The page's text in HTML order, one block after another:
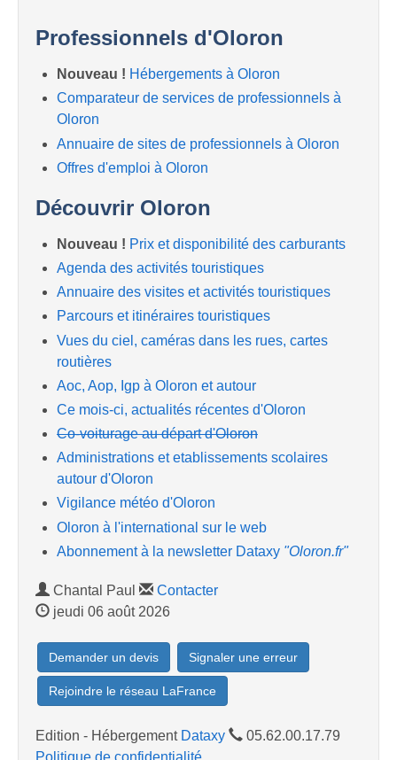
Professionnels d'Oloron
Nouveau ! Hébergements à Oloron
Comparateur de services de professionnels à
Oloron
Annuaire de sites de professionnels à Oloron
Offres d'emploi à Oloron
Découvrir Oloron
Nouveau ! Prix et disponibilité des carburants
Agenda des activités touristiques
Annuaire des visites et activités touristiques
Parcours et itinéraires touristiques
Vues du ciel, caméras dans les rues, cartes
routières
Aoc, Aop, Igp à Oloron et autour
Ce mois-ci, actualités récentes d'Oloron
Co-voiturage au départ d'Oloron
Administrations et etablissements scolaires
autour d'Oloron
Vigilance météo d'Oloron
Oloron à l'international sur le web
Abonnement à la newsletter Dataxy "Oloron.fr"
Chantal Paul
Contacter
jeudi 06 août 2026
Demander un devis Signaler une erreur
Rejoindre le réseau LaFrance
Edition - Hébergement Dataxy
05.62.00.17.79
Politique de confidentialité